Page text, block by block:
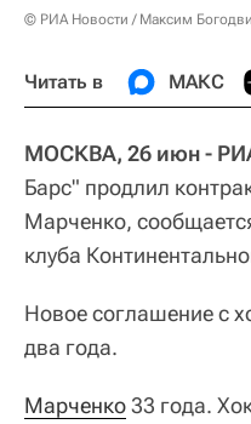
© РИА Новости / Максим
Читать в МАКС
МОСКВА, 26 июн -
Барс" продлил
Марченко,
клуба
Новое соглашение с
два года.
Марченко33 года.